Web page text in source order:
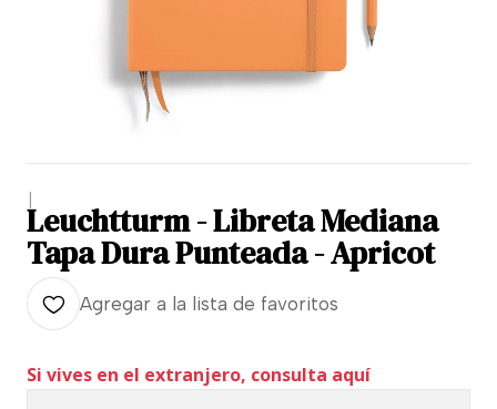
|
Leuchtturm - Libreta Mediana
Tapa Dura Punteada - Apricot
Agregar a la lista de favoritos
Si vives en el extranjero, consulta aquí